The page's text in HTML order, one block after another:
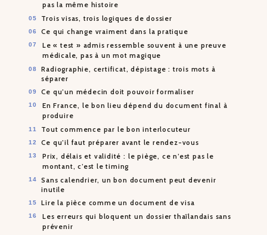
pas la même histoire
Trois visas, trois logiques de dossier
Ce qui change vraiment dans la pratique
Le « test » admis ressemble souvent à une preuve
médicale, pas à un mot magique
Radiographie, certificat, dépistage : trois mots à
séparer
Ce qu’un médecin doit pouvoir formaliser
En France, le bon lieu dépend du document final à
produire
Tout commence par le bon interlocuteur
Ce qu’il faut préparer avant le rendez-vous
Prix, délais et validité : le piège, ce n’est pas le
montant, c’est le timing
Sans calendrier, un bon document peut devenir
inutile
Lire la pièce comme un document de visa
Les erreurs qui bloquent un dossier thaïlandais sans
prévenir